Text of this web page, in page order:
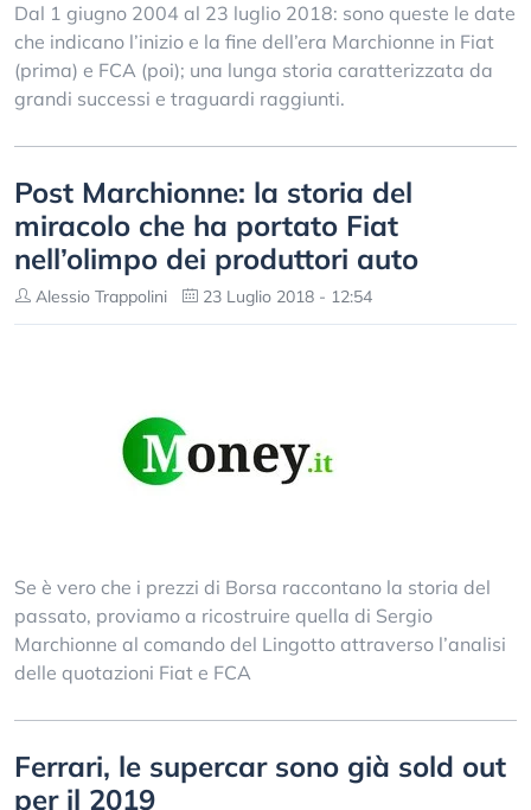
Dal 1 giugno 2004 al 23 luglio 2018: sono queste le date
che indicano l’inizio e la fine dell’era Marchionne in Fiat
(prima) e FCA (poi); una lunga storia caratterizzata da
grandi successi e traguardi raggiunti.
Post Marchionne: la storia del
miracolo che ha portato Fiat
nell’olimpo dei produttori auto
Alessio Trappolini 23 Luglio 2018 - 12:54
Se è vero che i prezzi di Borsa raccontano la storia del
passato, proviamo a ricostruire quella di Sergio
Marchionne al comando del Lingotto attraverso l’analisi
delle quotazioni Fiat e FCA
Ferrari, le supercar sono già sold out
per il 2019